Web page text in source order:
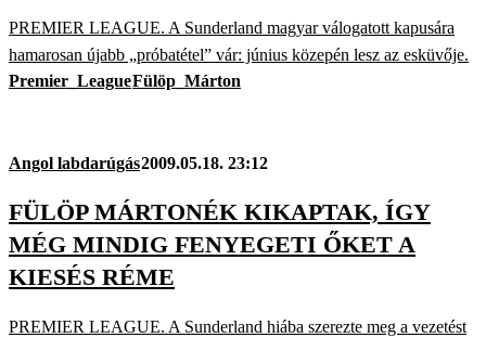
PREMIER LEAGUE. A Sunderland magyar válogatott kapusára
hamarosan újabb „próbatétel” vár: június közepén lesz az esküvője.
Premier_LeagueFülöp_Márton
Angol labdarúgás2009.05.18. 23:12
FÜLÖP MÁRTONÉK KIKAPTAK, ÍGY
MÉG MINDIG FENYEGETI ŐKET A
KIESÉS RÉME
PREMIER LEAGUE. A Sunderland hiába szerezte meg a vezetést